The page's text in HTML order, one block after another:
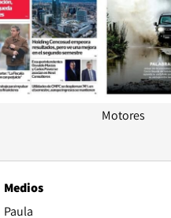
Motores
Medios
Paula